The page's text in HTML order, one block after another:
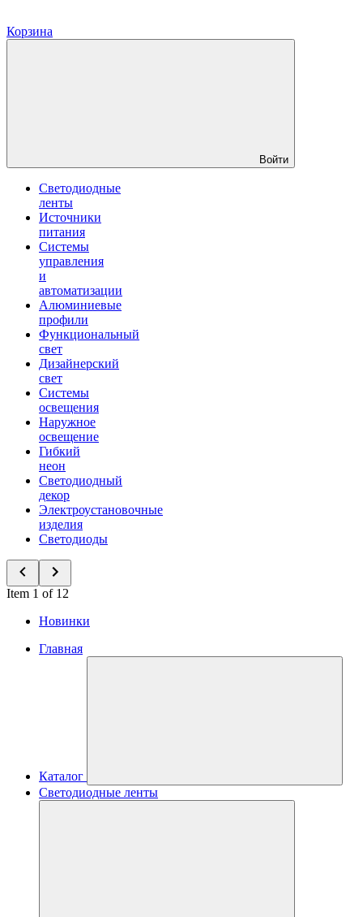
Корзина
Войти
Светодиодные
ленты
Источники
питания
Системы
управления
и
автоматизации
Алюминиевые
профили
Функциональный
свет
Дизайнерский
свет
Системы
освещения
Наружное
освещение
Гибкий
неон
Светодиодный
декор
Электроустановочные
изделия
Светодиоды
Item 1 of 12
Новинки
Главная
Каталог
Светодиодные ленты